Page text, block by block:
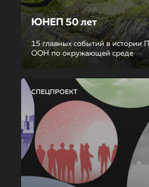
ЮНЕП 50 лет
15 главных событий в истории
ООН по окружающей среде
СПЕЦПРОЕКТ